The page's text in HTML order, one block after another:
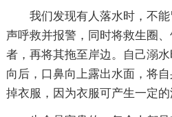
我们发现有人落水时，不
声呼救并报警，同时将救生圈
者，再将其拖至岸边。自己溺
向后，口鼻向上露出水面，将
掉衣服，因为衣服可产生一定的